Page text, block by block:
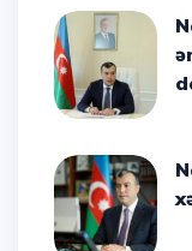
Nazir Sahil Babayev
Nazir Sahil Babayev: Pensiya